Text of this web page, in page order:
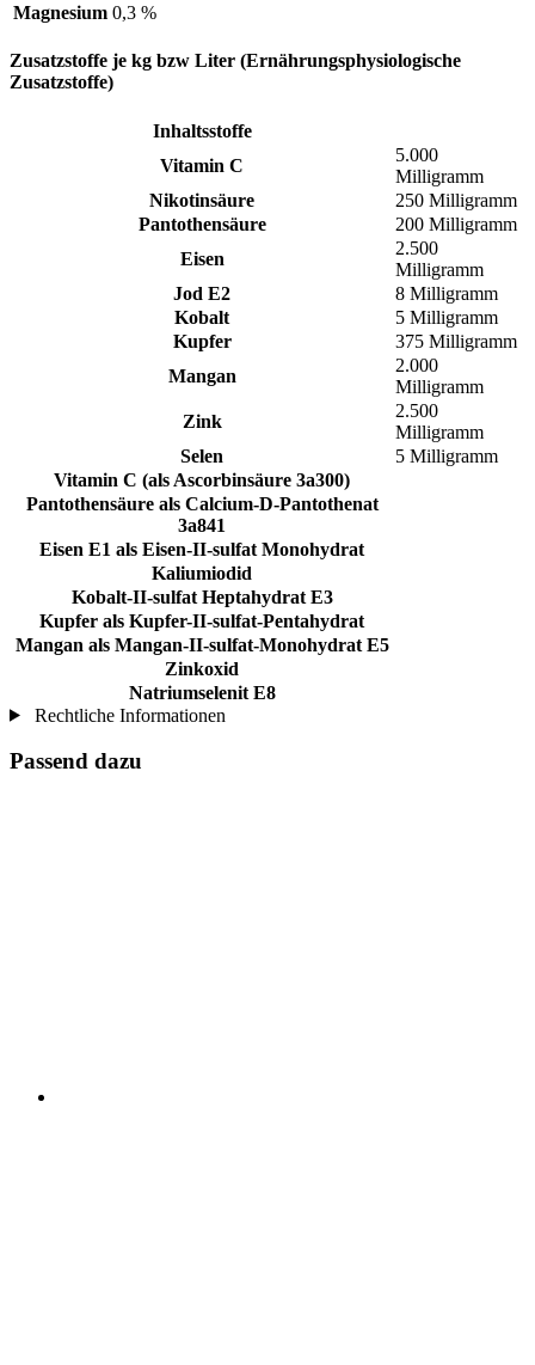
Magnesium 0,3 %
Zusatzstoffe je kg bzw Liter (Ernährungsphysiologische
Zusatzstoffe)
Inhaltsstoffe
Vitamin C
5.000
Milligramm
Nikotinsäure
250 Milligramm
Pantothensäure
200 Milligramm
Eisen
2.500
Milligramm
Jod E2
8 Milligramm
Kobalt
5 Milligramm
Kupfer
375 Milligramm
Mangan
2.000
Milligramm
Zink
2.500
Milligramm
Selen
5 Milligramm
Vitamin C (als Ascorbinsäure 3a300)
Pantothensäure als Calcium-D-Pantothenat
3a841
Eisen E1 als Eisen-II-sulfat Monohydrat
Kaliumiodid
Kobalt-II-sulfat Heptahydrat E3
Kupfer als Kupfer-II-sulfat-Pentahydrat
Mangan als Mangan-II-sulfat-Monohydrat E5
Zinkoxid
Natriumselenit E8
Rechtliche Informationen
Passend dazu